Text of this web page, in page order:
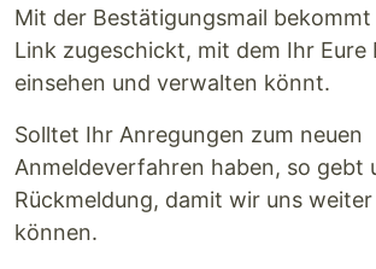
Mit der Bestätigungsmail
Link zugeschickt, mit dem Ihr Eure
einsehen und verwalten könnt.
Solltet Ihr Anregungen zum neuen
Anmeldeverfahren haben, so gebt
Rückmeldung, damit wir uns
können.